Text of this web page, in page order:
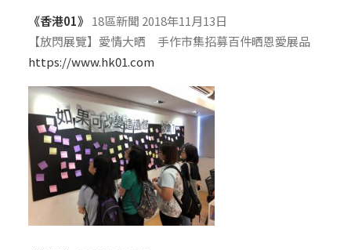
《香港01》 18區新聞 2018年11月13日
【放閃展覽】愛情大晒 手作市集招募百件晒恩愛展品
https://www.hk01.com